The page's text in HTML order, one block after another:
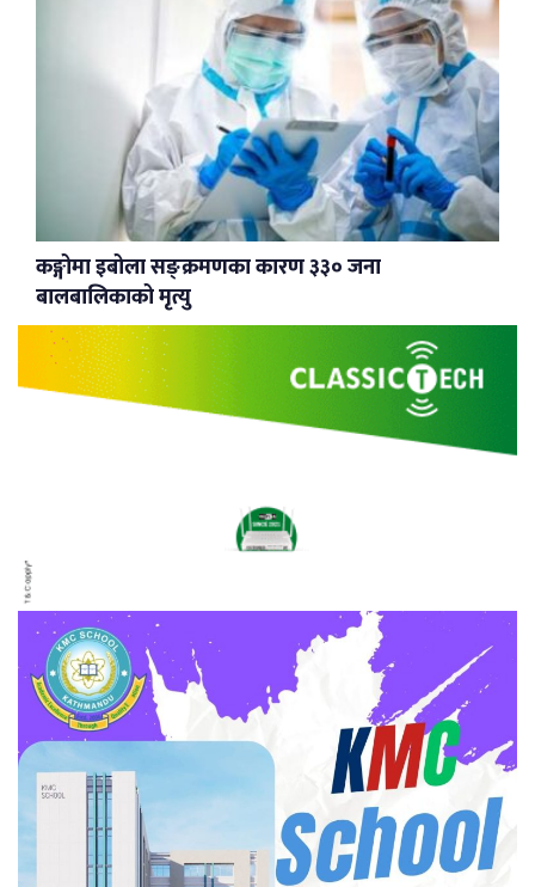
कङ्गोमा इबोला सङ्क्रमणका कारण ३३० जना
बालबालिकाको मृत्यु